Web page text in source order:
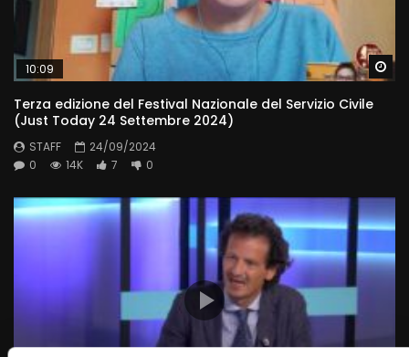
10:09
Terza edizione del Festival Nazionale del Servizio Civile
(Just Today 24 Settembre 2024)
STAFF
24/09/2024
0
14K 7 0